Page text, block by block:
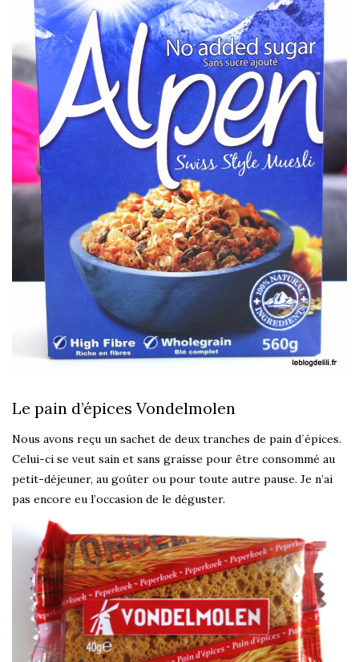
Le pain d’épices Vondelmolen
Nous avons reçu un sachet de deux tranches de pain d´épices.
Celui-ci se veut sain et sans graisse pour être consommé au
petit-déjeuner, au goûter ou pour toute autre pause. Je n’ai
pas encore eu l’occasion de le déguster.